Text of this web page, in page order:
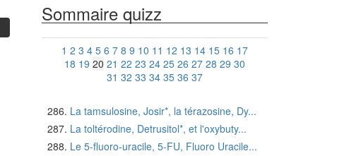
Sommaire quizz
1 2 3 4 5 6 7 8 9 10 11 12 13 14 15 16 17
18 19 20 21 22 23 24 25 26 27 28 29 30
31 32 33 34 35 36 37
La tamsulosine, Josir*, la térazosine, Dy...
La toltérodine, Detrusitol*, et l'oxybuty...
Le 5-fluoro-uracile, 5-FU, Fluoro Uracile...